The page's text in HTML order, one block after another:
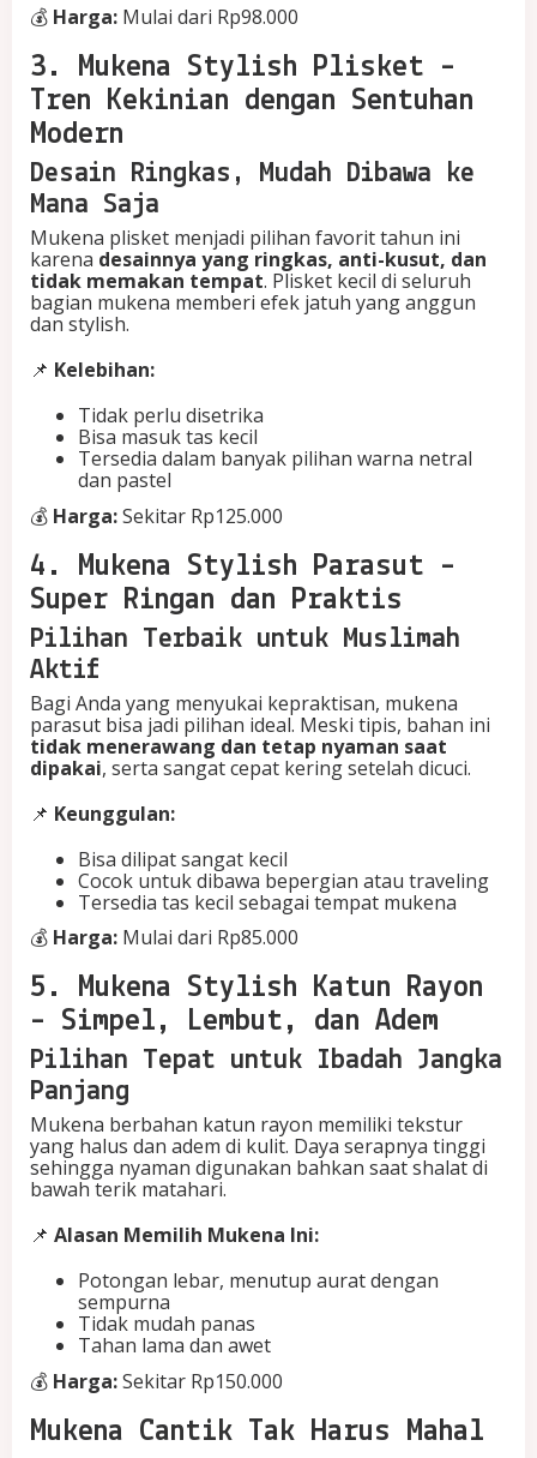
💰 Harga: Mulai dari Rp98.000
3. Mukena Stylish Plisket –
Tren Kekinian dengan Sentuhan
Modern
Desain Ringkas, Mudah Dibawa ke
Mana Saja
Mukena plisket menjadi pilihan favorit tahun ini
karena desainnya yang ringkas, anti-kusut, dan
tidak memakan tempat. Plisket kecil di seluruh
bagian mukena memberi efek jatuh yang anggun
dan stylish.
📌 Kelebihan:
Tidak perlu disetrika
Bisa masuk tas kecil
Tersedia dalam banyak pilihan warna netral
dan pastel
💰 Harga:Sekitar Rp125.000
4. Mukena Stylish Parasut –
Super Ringan dan Praktis
Pilihan Terbaik untuk Muslimah
Aktif
Bagi Anda yang menyukai kepraktisan, mukena
parasut bisa jadi pilihan ideal. Meski tipis, bahan ini
tidak menerawang dan tetap nyaman saat
dipakai, serta sangat cepat kering setelah dicuci.
📌 Keunggulan:
Bisa dilipat sangat kecil
Cocok untuk dibawa bepergian atau traveling
Tersedia tas kecil sebagai tempat mukena
💰 Harga: Mulai dari Rp85.000
5. Mukena Stylish Katun Rayon
– Simpel, Lembut, dan Adem
Pilihan Tepat untuk Ibadah Jangka
Panjang
Mukena berbahan katun rayon memiliki tekstur
yang halus dan adem di kulit. Daya serapnya tinggi
sehingga nyaman digunakan bahkan saat shalat di
bawah terik matahari.
📌 Alasan Memilih Mukena Ini:
Potongan lebar, menutup aurat dengan
sempurna
Tidak mudah panas
Tahan lama dan awet
💰 Harga:Sekitar Rp150.000
Mukena Cantik Tak Harus Mahal